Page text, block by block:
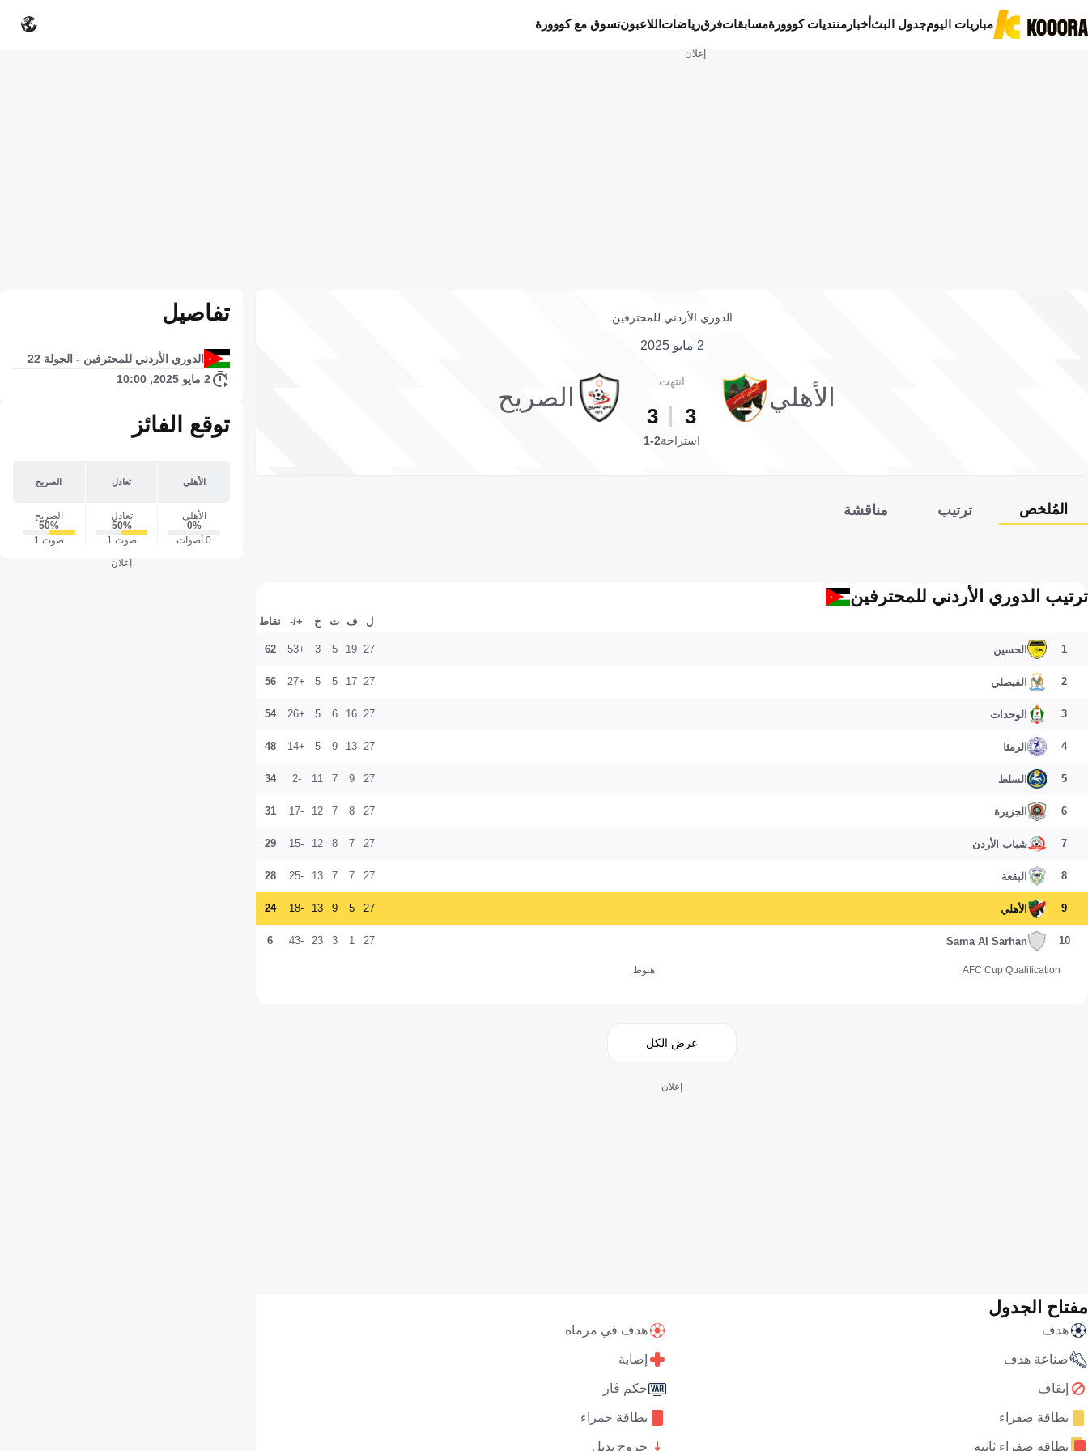
مباريات اليومجدول البثأخبار منتديات كووورةمسابقاتفرقرياضات اللاعبونتسوق مع كووورة
إعلان
الدوري الأردني للمحترفين
2 مايو 2025
الأهلي
انتهت
3
3
الصريح
استراحة2-1
المُلخص ترتيب مناقشة
ترتيب الدوري الأردني للمحترفين
ل ف ت خ +/- نقاط
1 الحسين 27
19
5
3
+53
62
2 الفيصلي 27
17
5
5
+27
56
3 الوحدات 27
16
6
5
+26
54
4 الرمثا 27
13
9
5
+14
48
5 السلط 27
9
7
11
-2
34
6 الجزيرة 27
8
7
12
-17
31
7 شباب الأردن 27
7
8
12
-15
29
8 البقعة 27
7
7
13
-25
28
9 الأهلي 27
5
9
13
-18
24
10
Sama Al Sarhan
27
1
3
23
-43
6
AFC Cup Qualification هبوط
عرض الكل
إعلان
مفتاح الجدول
هدف هدف في مرماه
صناعة هدف إصابة
إيقاف حكم ڤار
بطاقة صفراء بطاقة حمراء
بطاقة صفراء ثانية خروج بديل
تفاصيل
الدوري الأردني للمحترفين - الجولة 22
2 مايو 2025, 10:00
توقع الفائز
الأهلي تعادل الصريح
الأهلي
0‎%‎
0 أصوات
تعادل
50‎%‎
صوت 1
الصريح
50‎%‎
صوت 1
إعلان